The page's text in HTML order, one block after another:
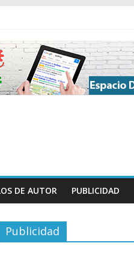
DE AUTOR PUBLICIDAD
Publicidad